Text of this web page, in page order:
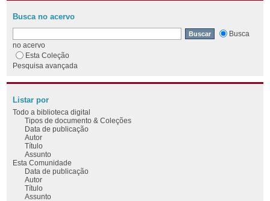
Busca no acervo
Busca
no acervo
Esta Coleção
Pesquisa avançada
Listar por
Todo a biblioteca digital
Tipos de documento & Coleções
Data de publicação
Autor
Título
Assunto
Esta Comunidade
Data de publicação
Autor
Título
Assunto